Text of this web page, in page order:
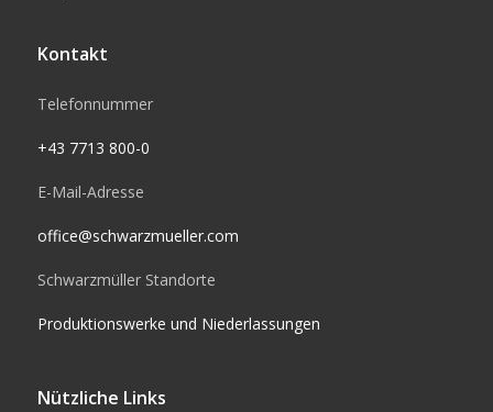
Kontakt
Telefonnummer
+43 7713 800-0
E-Mail-Adresse
office@schwarzmueller.com
Schwarzmüller Standorte
Produktionswerke und Niederlassungen
Nützliche Links